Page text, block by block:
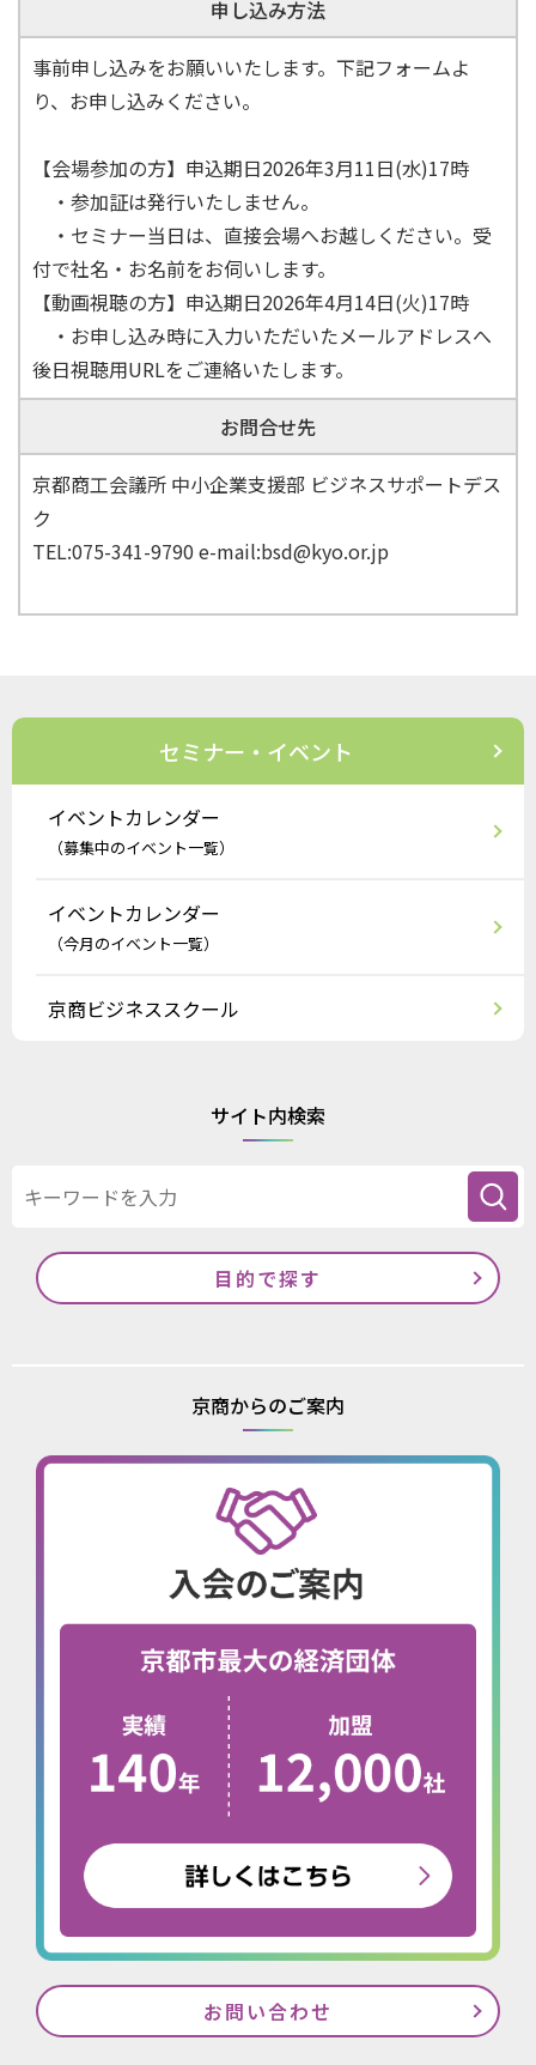
申し込み方法
事前申し込みをお願いいたします。下記フォームよ
り、お申し込みください。
【会場参加の方】申込期日2026年3月11日(水)17時
・参加証は発行いたしません。
・セミナー当日は、直接会場へお越しください。受
付で社名・お名前をお伺いします。
【動画視聴の方】申込期日2026年4月14日(火)17時
・お申し込み時に入力いただいたメールアドレスへ
後日視聴用URLをご連絡いたします。
お問合せ先
京都商工会議所 中小企業支援部 ビジネスサポートデス
ク
TEL:075-341-9790 e-mail:bsd@kyo.or.jp
セミナー・イベント
イベントカレンダー
（募集中のイベント一覧）
イベントカレンダー
（今月のイベント一覧）
京商ビジネススクール
サイト内検索
目的で探す
京商からのご案内
お問い合わせ